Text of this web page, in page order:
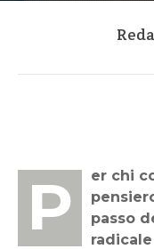
Per chi conosce Paul Virilio e il suo
passo